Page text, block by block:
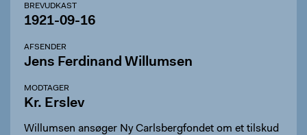
BREVUDKAST
1921-09-16
AFSENDER
Jens Ferdinand Willumsen
MODTAGER
Kr. Erslev
Willumsen ansøger Ny Carlsbergfondet om et tilskud